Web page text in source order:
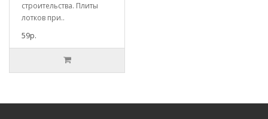
строительства. Плиты
лотков при..
59р.